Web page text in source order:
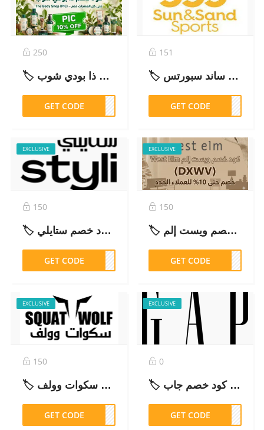
250
🏷️ كود خصم ذا بودي شوب The Body Shop (PIC) – خصم 10% على كل المنتجات – 2026
GET CODE
151
🏷️ كود خصم سن اند ساند سبورتس Sun & Sand Sports (MUN50) خصم 20% – 2026
GET CODEUN50
EXCLUSIVE
150
🏷️ كود خصم ستايلي Styli Shop (SD67) – خصم حتى 25% على منتجات مختارة – 2026
GET CODESD67
EXCLUSIVE
150
🏷️ كود خصم ويست إلم West Elm (DXWV) – خصم حتى 10% للعملاء الجدد – 2026
GET CODEDXWV
EXCLUSIVE
150
🏷️ كود خصم سكوات وولف SquatWolf (BOTIM) — خصم 5% على كل شيء – 2026
GET CODEotim
EXCLUSIVE
0
🏷️ كود خصم جاب GAP الحصري (GG157) | خصم 10% إضافي على كل الموقع – 2026
GET CODEG157